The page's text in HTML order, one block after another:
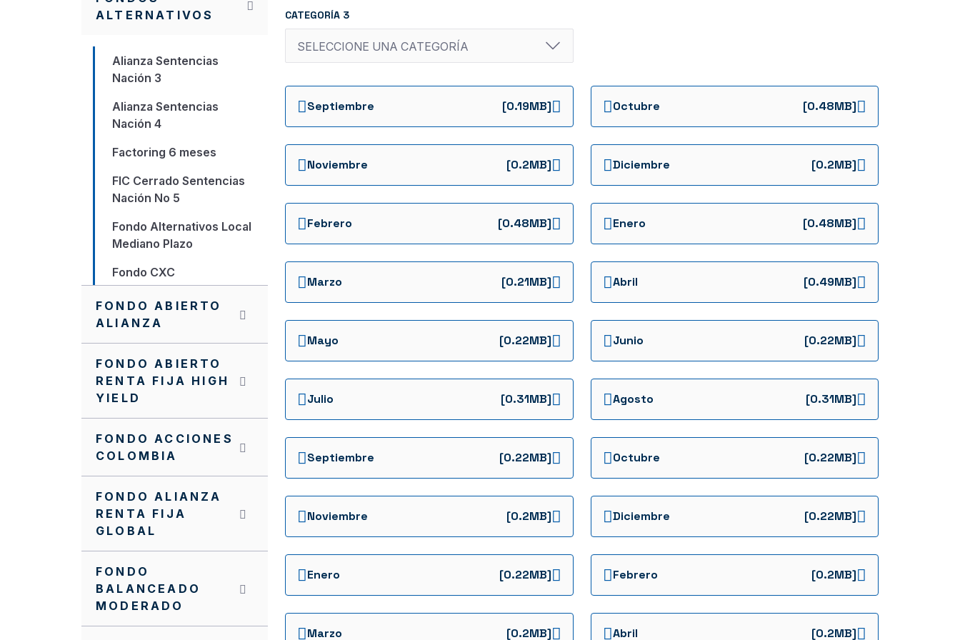
ALTERNATIVOS
Alianza Sentencias
Nación 3
Alianza Sentencias
Nación 4
Factoring 6 meses
FIC Cerrado Sentencias
Nación No 5
Fondo Alternativos Local
Mediano Plazo
Fondo CXC
Fondo Local Largo Plazo
Fondo Renovable
Alternativos Alianza
Fondo Sentencias Nación
Alianza
Local Largo Plazo 7 Años
Sentencias Nación II
Fondo Alternativo
Mediano Plazo 5 Años
Fondo Cerrado
Alianza Sentencias
Nación 6
FONDO ABIERTO
ALIANZA
FONDO ABIERTO
RENTA FIJA HIGH
YIELD
FONDO ACCIONES
COLOMBIA
FONDO ALIANZA
RENTA FIJA
GLOBAL
FONDO
BALANCEADO
MODERADO
CATEGORÍA 3
Septiembre [0.19MB] Octubre [0.48MB]
Noviembre [0.2MB] Diciembre [0.2MB]
Febrero [0.48MB] Enero [0.48MB]
Marzo [0.21MB] Abril [0.49MB]
Mayo [0.22MB] Junio [0.22MB]
Julio [0.31MB] Agosto [0.31MB]
Septiembre [0.22MB] Octubre [0.22MB]
Noviembre [0.2MB] Diciembre [0.22MB]
Enero [0.22MB] Febrero [0.2MB]
Marzo [0.2MB] Abril [0.2MB]